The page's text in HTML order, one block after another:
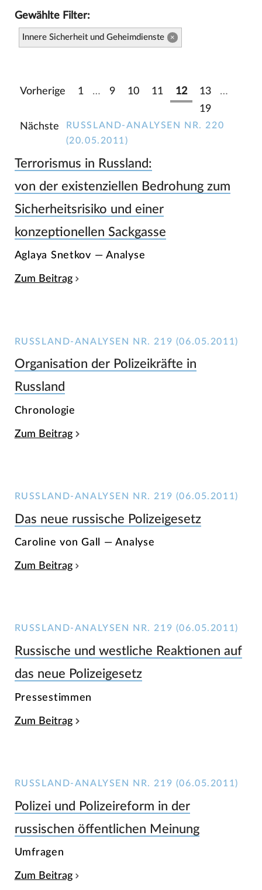
Gewählte Filter:
Innere Sicherheit und Geheimdienste ×
Vorherige 1 … 9 10 11 12 13
…
19
Nächste
RUSSLAND-ANALYSEN NR. 220
(20.05.2011)
Terrorismus in Russland:
von der existenziellen Bedrohung zum
Sicherheitsrisiko und einer
konzeptionellen Sackgasse
Aglaya Snetkov — Analyse
Zum Beitrag
RUSSLAND-ANALYSEN NR. 219 (06.05.2011)
Organisation der Polizeikräfte in
Russland
Chronologie
Zum Beitrag
RUSSLAND-ANALYSEN NR. 219 (06.05.2011)
Das neue russische Polizeigesetz
Caroline von Gall — Analyse
Zum Beitrag
RUSSLAND-ANALYSEN NR. 219 (06.05.2011)
Russische und westliche Reaktionen auf
das neue Polizeigesetz
Pressestimmen
Zum Beitrag
RUSSLAND-ANALYSEN NR. 219 (06.05.2011)
Polizei und Polizeireform in der
russischen öffentlichen Meinung
Umfragen
Zum Beitrag